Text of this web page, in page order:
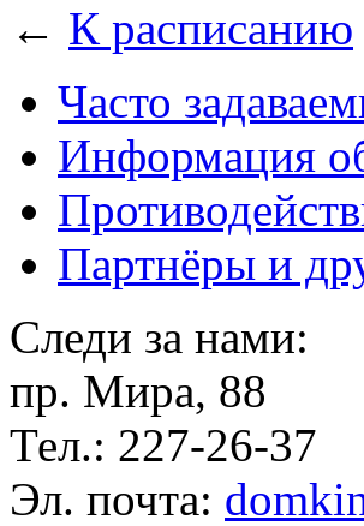
← К расписанию
Часто
Информация
Партнёры и
Следи за нами:
пр. Мира, 88
Тел.: 227-26-37
Эл. почта: